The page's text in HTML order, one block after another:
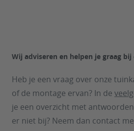
Wij adviseren en helpen je graag
Heb je een vraag over onze
of de montage ervan? In de
je een overzicht met
er niet bij? Neem dan contact